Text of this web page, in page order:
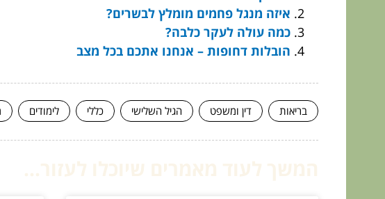
איזה מנגל פחמים מומלץ לבשרים?
כמה עולה לעקר כלבה?
הובלות דחופות – אנחנו אתכם בכל מצב
בריאות דין ומשפט הגיל השלישי כללי לימודים